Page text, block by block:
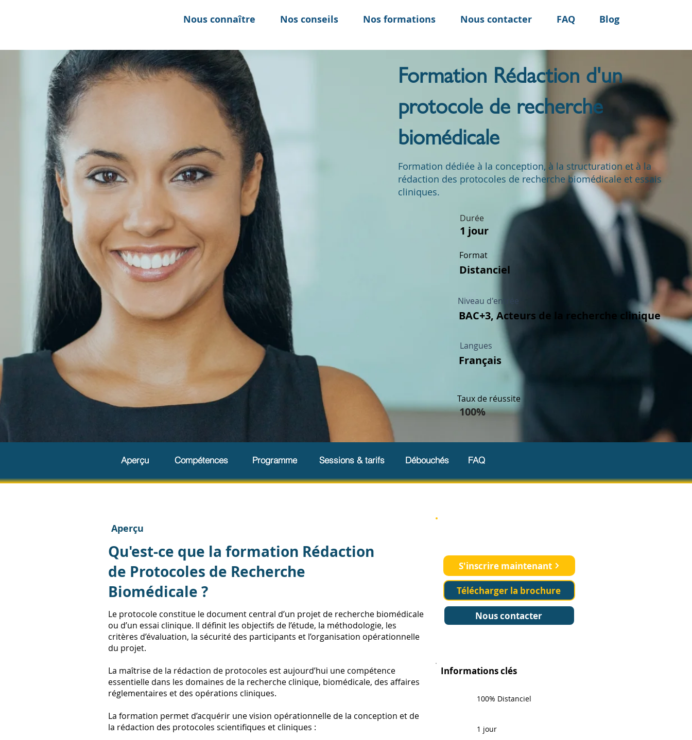
Nous connaître Nos conseils Nos formations Nous contacter FAQ Blog
Formation Rédaction d'un
protocole de recherche
biomédicale
Formation dédiée à la conception, à la structuration et à la
rédaction des protocoles de recherche biomédicale et essais
cliniques.
Durée
1 jour
Format
Distanciel
Niveau d'entrée
BAC+3, Acteurs de la recherche clinique
Langues
Français
Taux de réussite
100%
Aperçu Compétences Programme Sessions & tarifs Débouchés FAQ
Aperçu
Qu'est-ce que la formation Rédaction
de Protocoles de Recherche
Biomédicale ?
Le protocole constitue le document central d’un projet de recherche biomédicale
ou d’un essai clinique. Il définit les objectifs de l’étude, la méthodologie, les
critères d’évaluation, la sécurité des participants et l’organisation opérationnelle
du projet.
La maîtrise de la rédaction de protocoles est aujourd’hui une compétence
essentielle dans les domaines de la recherche clinique, biomédicale, des affaires
réglementaires et des opérations cliniques.
La formation permet d’acquérir une vision opérationnelle de la conception et de
la rédaction des protocoles scientifiques et cliniques :
S'inscrire maintenant
Télécharger la brochure
Nous contacter
Informations clés
100% Distanciel
1 jour